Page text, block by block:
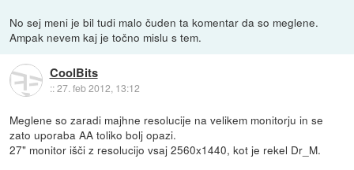
No sej meni je bil tudi malo čuden ta komentar da so meglene.
Ampak nevem kaj je točno mislu s tem.
CoolBits
::27. feb 2012, 13:12
Meglene so zaradi majhne resolucije na velikem monitorju in se
zato uporaba AA toliko bolj opazi.
27" monitor išči z resolucijo vsaj 2560x1440, kot je rekel Dr_M.